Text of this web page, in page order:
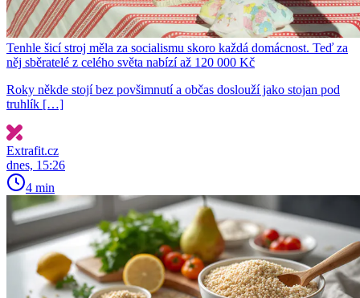
Tenhle šicí stroj měla za socialismu skoro každá domácnost. Teď za
něj sběratelé z celého světa nabízí až 120 000 Kč
Roky někde stojí bez povšimnutí a občas doslouží jako stojan pod
truhlík […]
Extrafit.cz
dnes, 15:26
4 min